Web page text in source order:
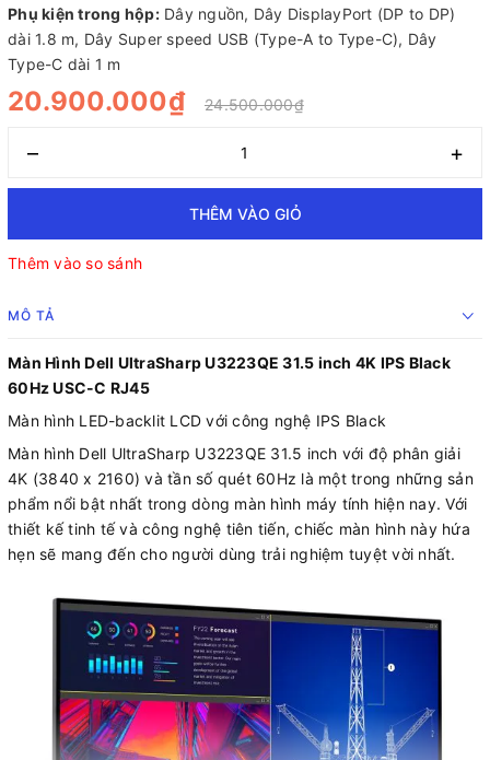
Phụ kiện trong hộp:Dây nguồn, Dây DisplayPort (DP to DP)
dài 1.8 m, Dây Super speed USB (Type-A to Type-C), Dây
Type-C dài 1 m
20.900.000₫ 24.500.000₫
– +
THÊM VÀO GIỎ
Thêm vào so sánh
MÔ TẢ
Màn Hình Dell UltraSharp U3223QE 31.5 inch 4K IPS Black
60Hz USC-C RJ45
Màn hình LED-backlit LCD với công nghệ IPS Black
Màn hình Dell UltraSharp U3223QE 31.5 inch với độ phân giải
4K (3840 x 2160) và tần số quét 60Hz là một trong những sản
phẩm nổi bật nhất trong dòng màn hình máy tính hiện nay. Với
thiết kế tinh tế và công nghệ tiên tiến, chiếc màn hình này hứa
hẹn sẽ mang đến cho người dùng trải nghiệm tuyệt vời nhất.